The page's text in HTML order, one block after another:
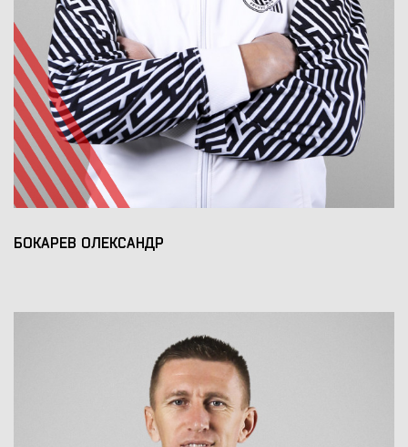
БОКАРЕВ ОЛЕКСАНДР